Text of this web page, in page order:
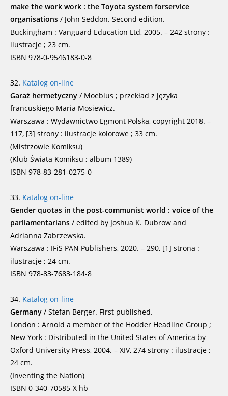
make the work work : the Toyota system forservice
organisations / John Seddon. Second edition.
Buckingham : Vanguard Education Ltd, 2005. – 242 strony :
ilustracje ; 23 cm.
ISBN 978-0-9546183-0-8
32. Katalog on-line
Garaż hermetyczny / Moebius ; przekład z języka
francuskiego Maria Mosiewicz.
Warszawa : Wydawnictwo Egmont Polska, copyright 2018. –
117, [3] strony : ilustracje kolorowe ; 33 cm.
(Mistrzowie Komiksu)
(Klub Świata Komiksu ; album 1389)
ISBN 978-83-281-0275-0
33. Katalog on-line
Gender quotas in the post-communist world : voice of the
parliamentarians / edited by Joshua K. Dubrow and
Adrianna Zabrzewska.
Warszawa : IFiS PAN Publishers, 2020. – 290, [1] strona :
ilustracje ; 24 cm.
ISBN 978-83-7683-184-8
34. Katalog on-line
Germany / Stefan Berger. First published.
London : Arnold a member of the Hodder Headline Group ;
New York : Distributed in the United States of America by
Oxford University Press, 2004. – XIV, 274 strony : ilustracje ;
24 cm.
(Inventing the Nation)
ISBN 0-340-70585-X hb